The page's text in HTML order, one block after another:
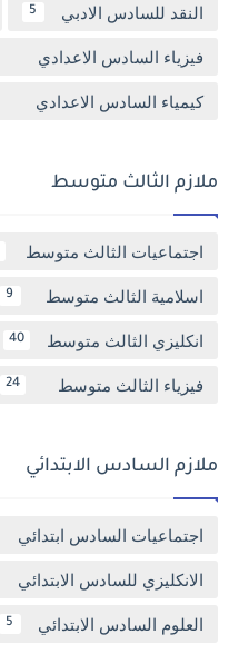
النقد للسادس الادبي 5
فيزياء السادس الاعدادي
كيمياء السادس الاعدادي
ملازم الثالث متوسط
اجتماعيات الثالث متوسط
اسلامية الثالث متوسط 9
انكليزي الثالث متوسط 40
فيزياء الثالث متوسط 24
ملازم السادس الابتدائي
اجتماعيات السادس ابتدائي
الانكليزي للسادس الابتدائي
العلوم السادس الابتدائي 5